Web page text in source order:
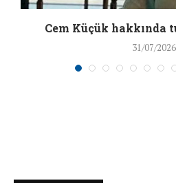
Cem Küçük hakkında
31/07/2026